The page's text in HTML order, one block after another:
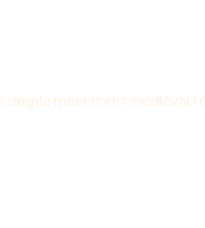
simple monument